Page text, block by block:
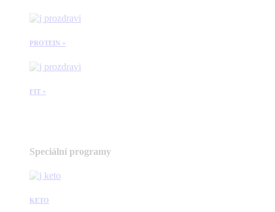
PROTEIN +
FIT +
Speciální programy
KETO